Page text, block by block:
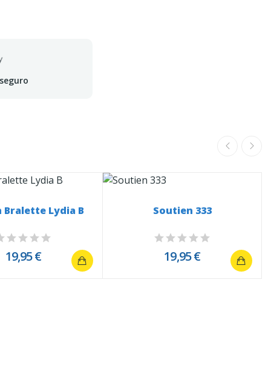
Bralette Lydia B
19,95 €
Soutien 333
19,95 €